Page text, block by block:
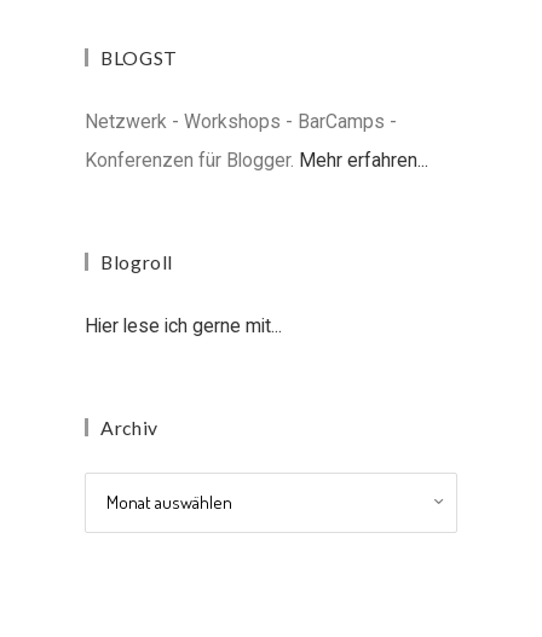
BLOGST
Netzwerk - Workshops - BarCamps -
Konferenzen für Blogger. Mehr erfahren...
Blogroll
Hier lese ich gerne mit...
Archiv